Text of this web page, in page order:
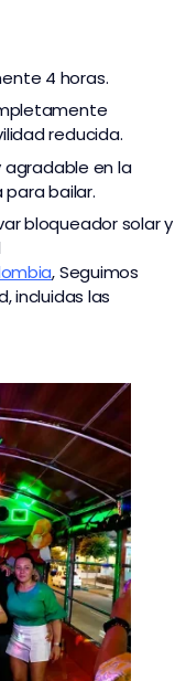
4 horas.
reducida.
agradable en la
bailar.
bloqueador solar y
,Seguimos
incluidas las